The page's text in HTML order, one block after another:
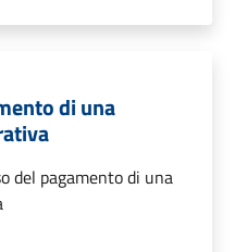
di una
del pagamento di una